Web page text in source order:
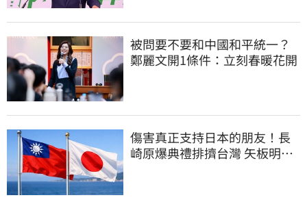
被問要不要和中國和平統一？
鄭麗文開1條件：立刻春暖花開
傷害真正支持日本的朋友！長
崎原爆典禮排擠台灣 矢板明夫